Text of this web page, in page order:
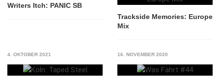
Writers Itch: PANIC SB
Trackside Memories: Europe
Mix
4. OKTOBER 2021 16. NOVEMBER 2020